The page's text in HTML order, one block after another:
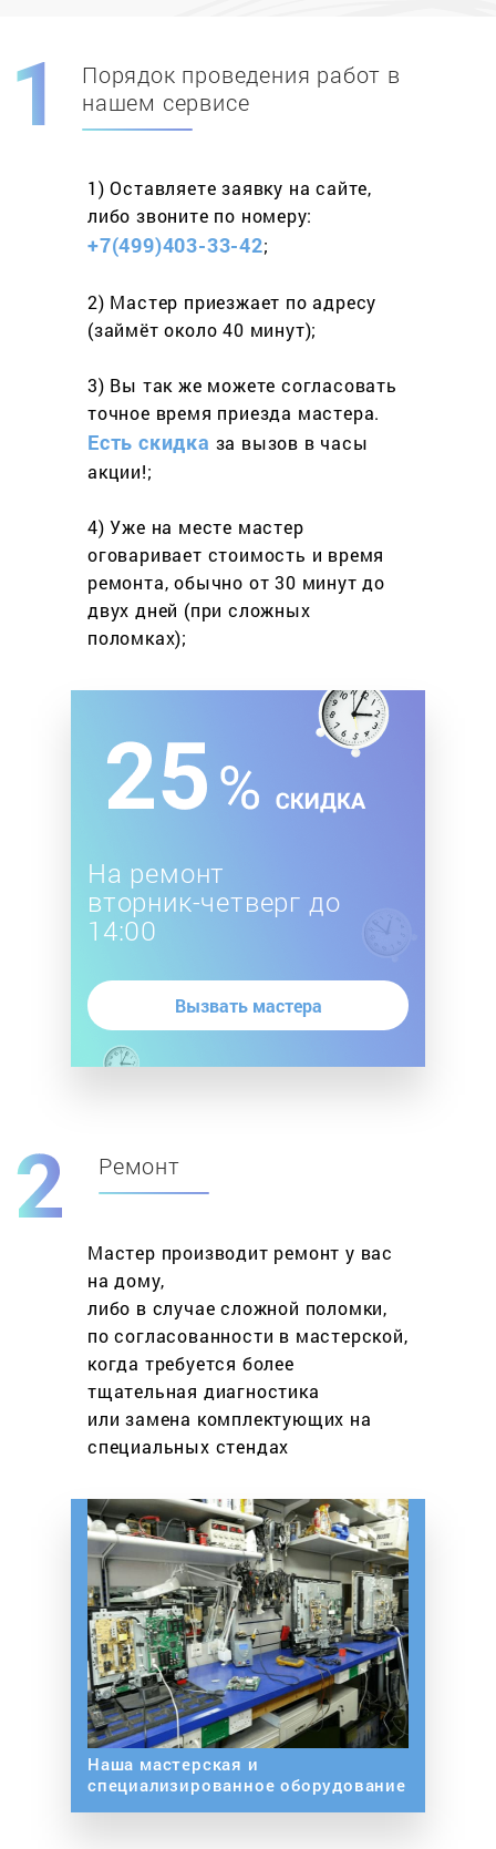
Скидка при первомзаказе на адрес
составит 15%
Работаем более 10 лет
весь спектр услуг
Порядок проведения работ в
нашем сервисе
1) Оставляете заявку на сайте,
либо звоните по номеру:
+7(499)403-33-42;
2) Мастер приезжает по адресу
(займёт около 40 минут);
3) Вы так же можете согласовать
точное время приезда мастера.
Есть скидка за вызов в часы
акции!;
4) Уже на месте мастер
оговаривает стоимость и время
ремонта, обычно от 30 минут до
двух дней (при сложных
поломках);
На ремонт
вторник-четверг до
14:00
Вызвать мастера
Ремонт
Мастер производит ремонт у вас
на дому,
либо в случае сложной поломки,
по согласованности в мастерской,
когда требуется более
тщательная диагностика
или замена комплектующих на
специальных стендах
Наша мастерская и
специализированное оборудование